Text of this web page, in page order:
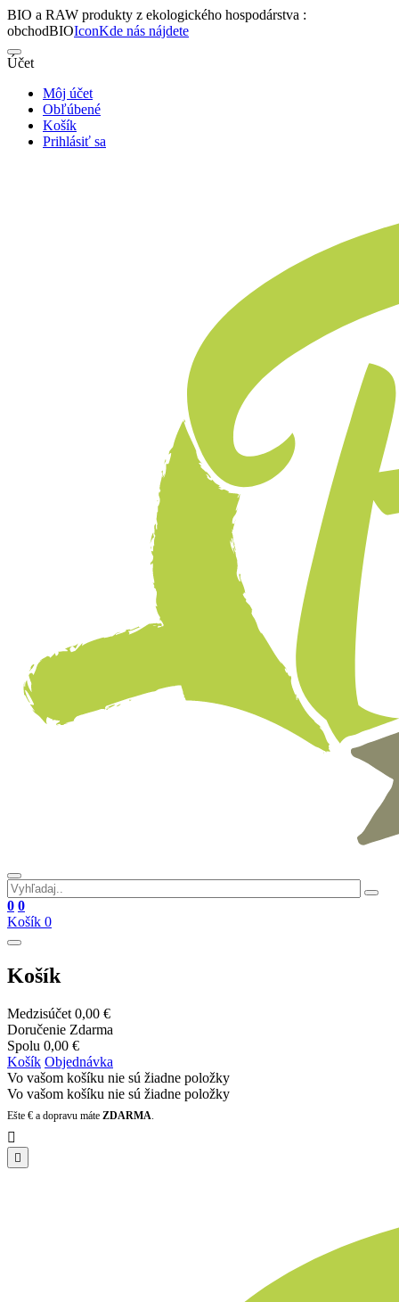
BIO a RAW produkty z ekologického hospodárstva :
obchodBIOIconKde nás nájdete
Účet
Môj účet
Obľúbené
Košík
Prihlásiť sa
0 0
Košík 0
Košík
Medzisúčet 0,00 €
Doručenie Zdarma
Spolu 0,00 €
Košík Objednávka
Vo vašom košíku nie sú žiadne položky
Vo vašom košíku nie sú žiadne položky
Ešte € a dopravu máte ZDARMA.

